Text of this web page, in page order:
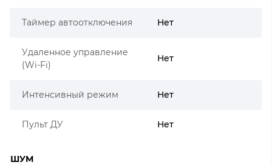
Таймер автоотключения Нет
Удаленное управление
(Wi-Fi)
Нет
Интенсивный режим Нет
Пульт ДУ Нет
ШУМ